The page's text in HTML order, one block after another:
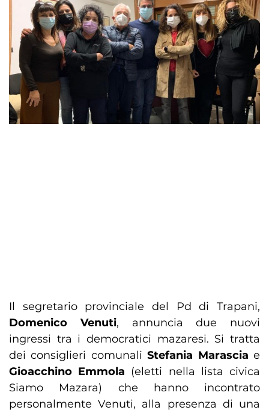
Il segretario provinciale del Pd di Trapani,
Domenico Venuti, annuncia due nuovi
ingressi tra i democratici mazaresi. Si tratta
dei consiglieri comunaliStefania Marascia e
Gioacchino Emmola (eletti nella lista civica
Siamo Mazara) che hanno incontrato
personalmente Venuti, alla presenza di una